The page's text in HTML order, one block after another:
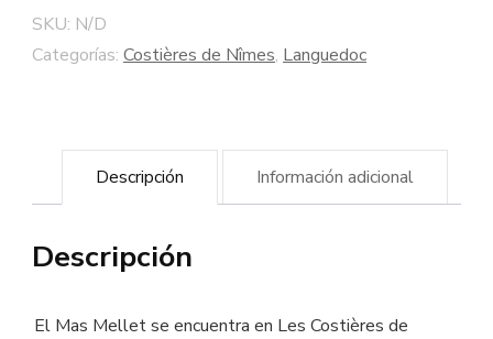
Gard
"Cuvée
2014
Mas
-
SKU: N/D
Categorías: Costières de Nîmes, Languedoc
Descripción Información adicional
Descripción
El Mas Mellet se encuentra en Les Costières de